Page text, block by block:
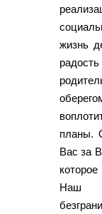
жизнь
планы.
Вас за
Наш